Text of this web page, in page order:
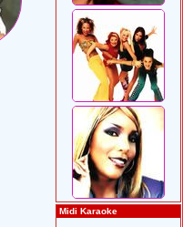
Midi Karaoke